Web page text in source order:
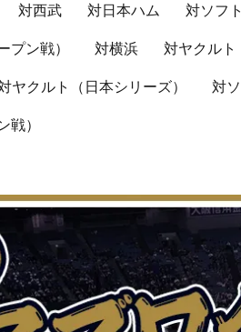
対西武 対日本ハム 対ソフ
プン戦） 対横浜 対ヤクルト
ヤクルト（日本シリーズ） 対
戦）